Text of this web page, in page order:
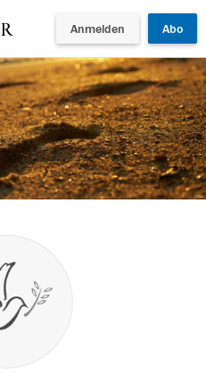
Anmelden Abo